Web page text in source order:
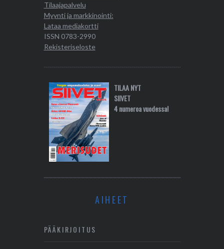
Tilaajapalvelu
Myynti ja markkinointi:
Lataa mediakortti
ISSN 0783-2990
Rekisteriseloste
TILAA NYT
SIIVET
4 numeroa vuodessa!
AIHEET
PÄÄKIRJOITUS